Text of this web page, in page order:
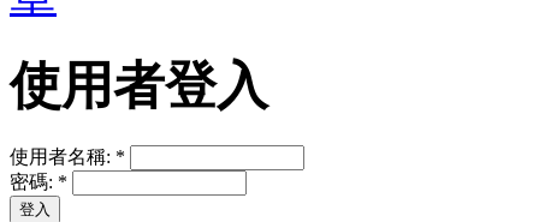
使用者登入
使用者名稱: *
密碼: *